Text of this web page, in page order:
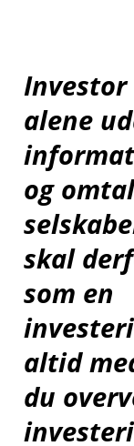
alene
og
skal
som en
altid
du